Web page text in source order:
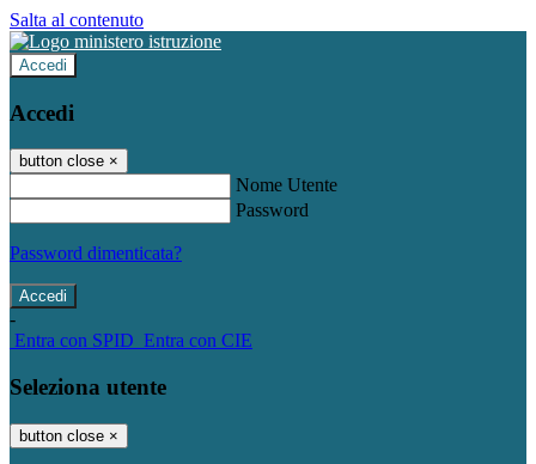
Salta al contenuto
Accedi
Accedi
button close ×
Nome Utente
Password
Password dimenticata?
-
Entra con SPID Entra con CIE
Seleziona utente
button close ×